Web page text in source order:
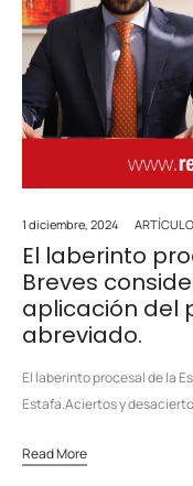
1 diciembre, 2024
El laberinto
Breves
aplicación del
abreviado.
El laberinto procesal de la
Estafa.Aciertos y
Read More